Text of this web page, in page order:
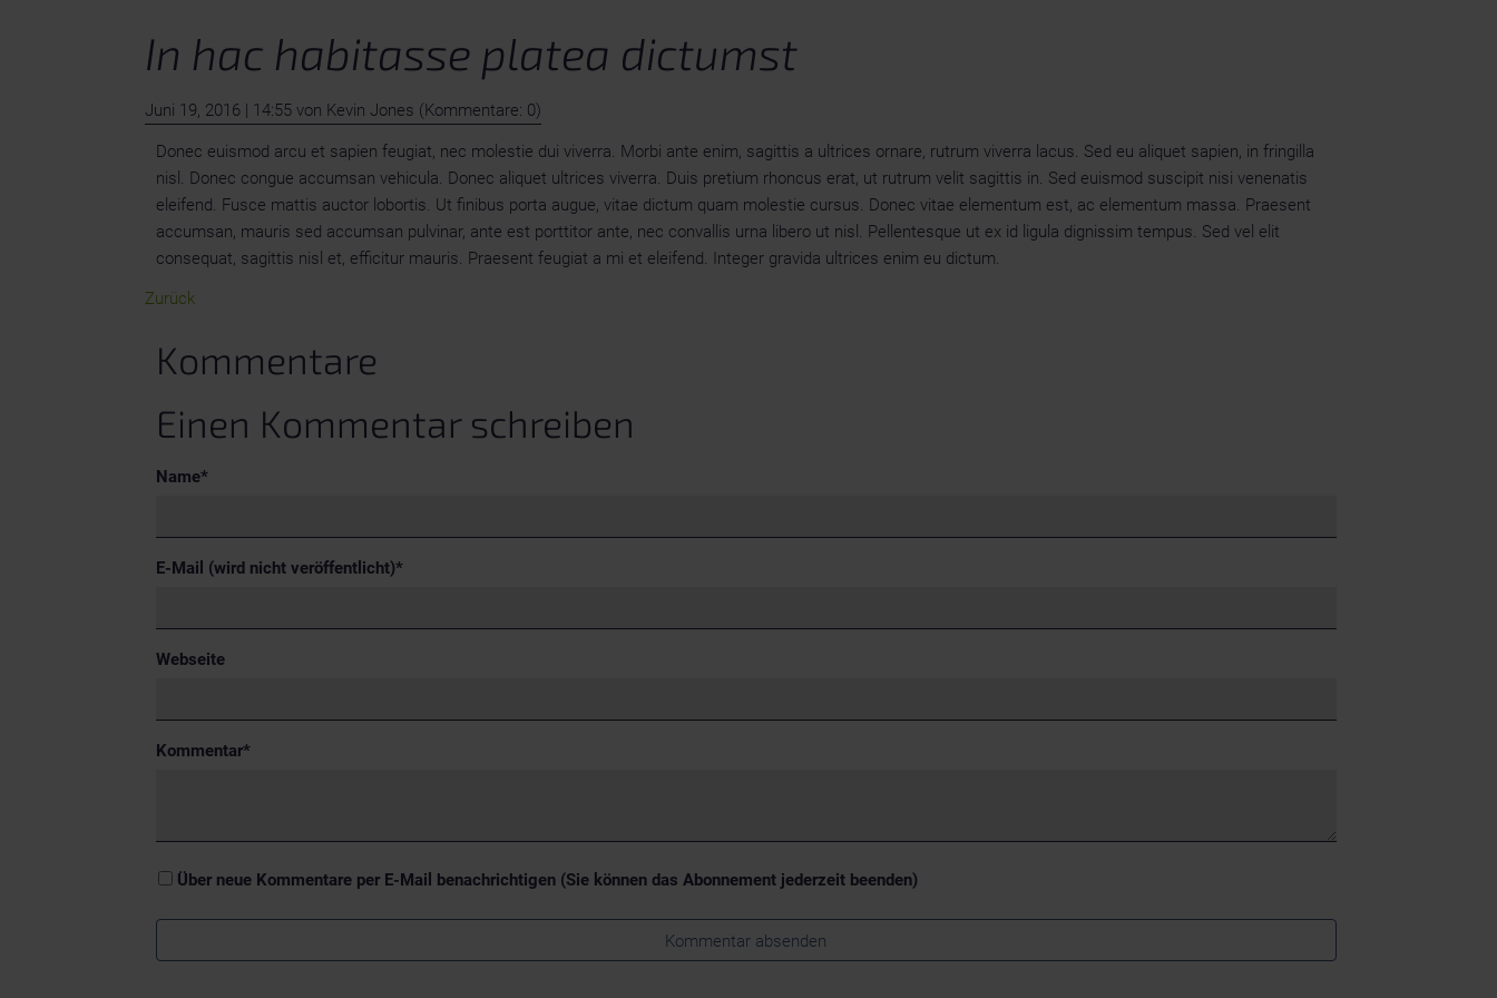
In hac habitasse platea dictumst
Juni 19, 2016 | 14:55von Kevin Jones (Kommentare: 0)
Donec euismod arcu et sapien feugiat, nec molestie dui viverra. Morbi ante enim, sagittis a ultrices ornare, rutrum viverra lacus. Sed eu aliquet sapien, in fringilla
nisl. Donec congue accumsan vehicula. Donec aliquet ultrices viverra. Duis pretium rhoncus erat, ut rutrum velit sagittis in. Sed euismod suscipit nisi venenatis
eleifend. Fusce mattis auctor lobortis. Ut finibus porta augue, vitae dictum quam molestie cursus. Donec vitae elementum est, ac elementum massa. Praesent
accumsan, mauris sed accumsan pulvinar, ante est porttitor ante, nec convallis urna libero ut nisl. Pellentesque ut ex id ligula dignissim tempus. Sed vel elit
consequat, sagittis nisl et, efficitur mauris. Praesent feugiat a mi et eleifend. Integer gravida ultrices enim eu dictum.
Zurück
Kommentare
Einen Kommentar schreiben
Pflichtfeld
Name*
Pflichtfeld
E-Mail (wird nicht veröffentlicht)*
Webseite
Pflichtfeld
Kommentar*
Über neue Kommentare per E-Mail benachrichtigen (Sie können das Abonnement jederzeit beenden)
Kommentar absenden